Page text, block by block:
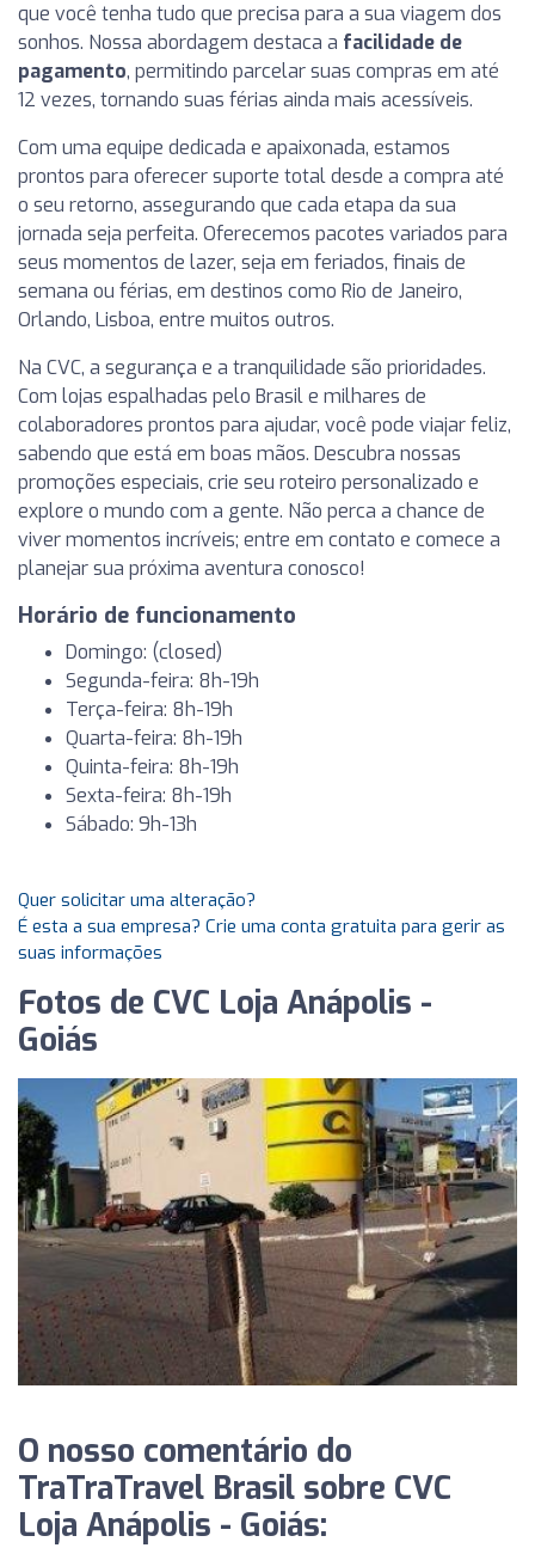
que você tenha tudo que precisa para a sua viagem dos
sonhos. Nossa abordagem destaca a facilidade de
pagamento, permitindo parcelar suas compras em até
12 vezes, tornando suas férias ainda mais acessíveis.
Com uma equipe dedicada e apaixonada, estamos
prontos para oferecer suporte total desde a compra até
o seu retorno, assegurando que cada etapa da sua
jornada seja perfeita. Oferecemos pacotes variados para
seus momentos de lazer, seja em feriados, finais de
semana ou férias, em destinos como Rio de Janeiro,
Orlando, Lisboa, entre muitos outros.
Na CVC, a segurança e a tranquilidade são prioridades.
Com lojas espalhadas pelo Brasil e milhares de
colaboradores prontos para ajudar, você pode viajar feliz,
sabendo que está em boas mãos. Descubra nossas
promoções especiais, crie seu roteiro personalizado e
explore o mundo com a gente. Não perca a chance de
viver momentos incríveis; entre em contato e comece a
planejar sua próxima aventura conosco!
Horário de funcionamento
Domingo: (closed)
Segunda-feira: 8h-19h
Terça-feira: 8h-19h
Quarta-feira: 8h-19h
Quinta-feira: 8h-19h
Sexta-feira: 8h-19h
Sábado: 9h-13h
Quer solicitar uma alteração?
É esta a sua empresa? Crie uma conta gratuita para gerir as
suas informações
Fotos de CVC Loja Anápolis -
Goiás
O nosso comentário do
TraTraTravel Brasil sobre CVC
Loja Anápolis - Goiás: